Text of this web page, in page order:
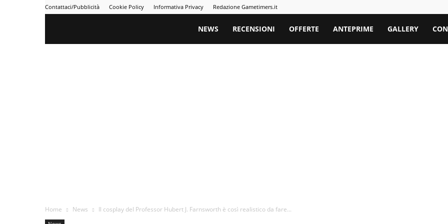
Contattaci/Pubblicità Cookie Policy Informativa Privacy Redazione Gametimers.it
Gametimers
NEWS RECENSIONI OFFERTE ANTEPRIME GALLERY
Home News Il cosplay del Professor Hubert J. Farnsworth è così realistico da fare...